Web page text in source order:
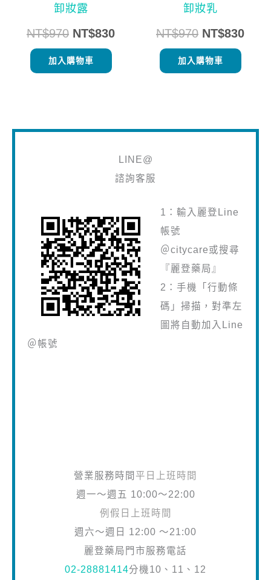
卸妝露
NT$970 NT$830
加入購物車
卸妝乳
NT$970 NT$830
加入購物車
LINE@
諮詢客服
1：輸入麗登Line
帳號
＠citycare或搜尋
『麗登藥局』
2：手機「行動條
碼」掃描，對準左
圖將自動加入Line
＠帳號